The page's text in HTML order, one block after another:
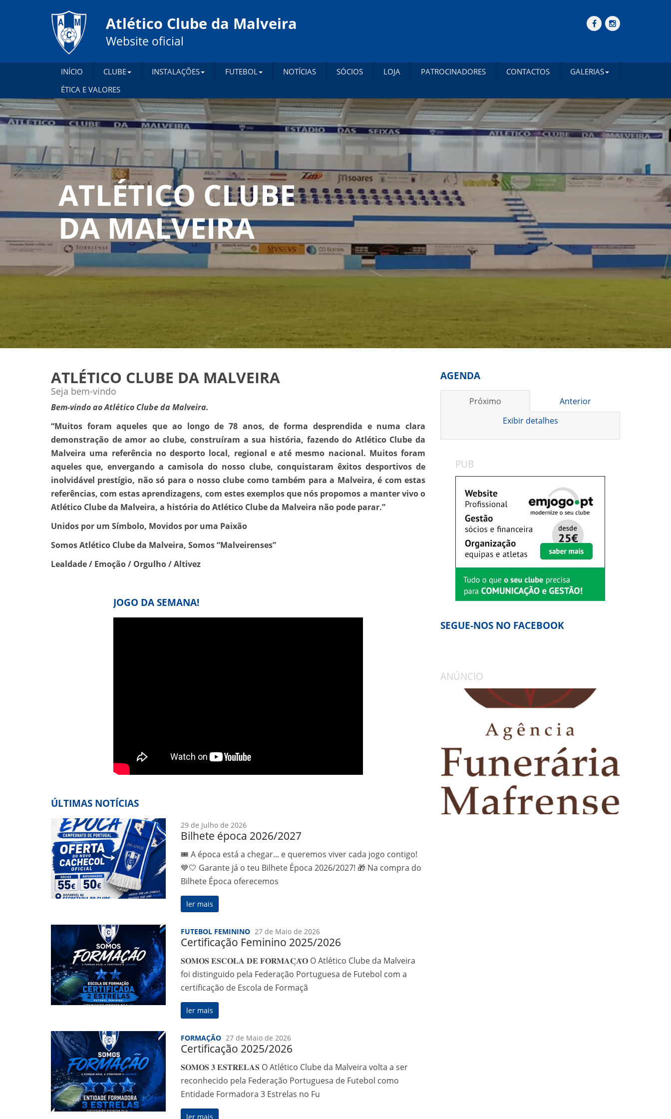
Atlético Clube da Malveira
Website oficial
INÍCIO CLUBE INSTALAÇÕES FUTEBOL NOTÍCIAS SÓCIOS LOJA PATROCINADORES CONTACTOS
GALERIAS
ÉTICA E VALORES
ATLÉTICO CLUBE
DA MALVEIRA
ATLÉTICO CLUBE DA MALVEIRA
Seja bem-vindo
Bem-vindo ao Atlético Clube da Malveira.
“Muitos foram aqueles que ao longo de 78 anos, de forma desprendida e numa clara
demonstração de amor ao clube, construíram a sua história, fazendo do Atlético Clube da
Malveira uma referência no desporto local, regional e até mesmo nacional. Muitos foram
aqueles que, envergando a camisola do nosso clube, conquistaram êxitos desportivos de
inolvidável prestígio, não só para o nosso clube como também para a Malveira, é com estas
referências, com estas aprendizagens, com estes exemplos que nós propomos a manter vivo o
Atlético Clube da Malveira, a história do Atlético Clube da Malveira não pode parar.”
Unidos por um Símbolo, Movidos por uma Paixão
Somos Atlético Clube da Malveira, Somos “Malveirenses”
Lealdade / Emoção / Orgulho / Altivez
JOGO DA SEMANA!
ÚLTIMAS NOTÍCIAS
29 de Julho de 2026
Bilhete época 2026/2027
🎟️ A época está a chegar... e queremos viver cada jogo contigo!
💙🤍 Garante já o teu Bilhete Época 2026/2027! 🎁 Na compra do
Bilhete Época oferecemos
ler mais
FUTEBOL FEMININO 27 de Maio de 2026
Certificação Feminino 2025/2026
𝐒𝐎𝐌𝐎𝐒 𝐄𝐒𝐂𝐎𝐋𝐀 𝐃𝐄 𝐅𝐎𝐑𝐌𝐀𝐂̧𝐀̃𝐎 O Atlético Clube da Malveira
foi distinguido pela Federação Portuguesa de Futebol com a
certificação de Escola de Formaçã
ler mais
FORMAÇÃO 27 de Maio de 2026
Certificação 2025/2026
𝐒𝐎𝐌𝐎𝐒 𝟑 𝐄𝐒𝐓𝐑𝐄𝐋𝐀𝐒 O Atlético Clube da Malveira volta a ser
reconhecido pela Federação Portuguesa de Futebol como
Entidade Formadora 3 Estrelas no Fu
ler mais
AGENDA
Próximo
Anterior
Exibir detalhes
PUB
SEGUE-NOS NO FACEBOOK
ANÚNCIO